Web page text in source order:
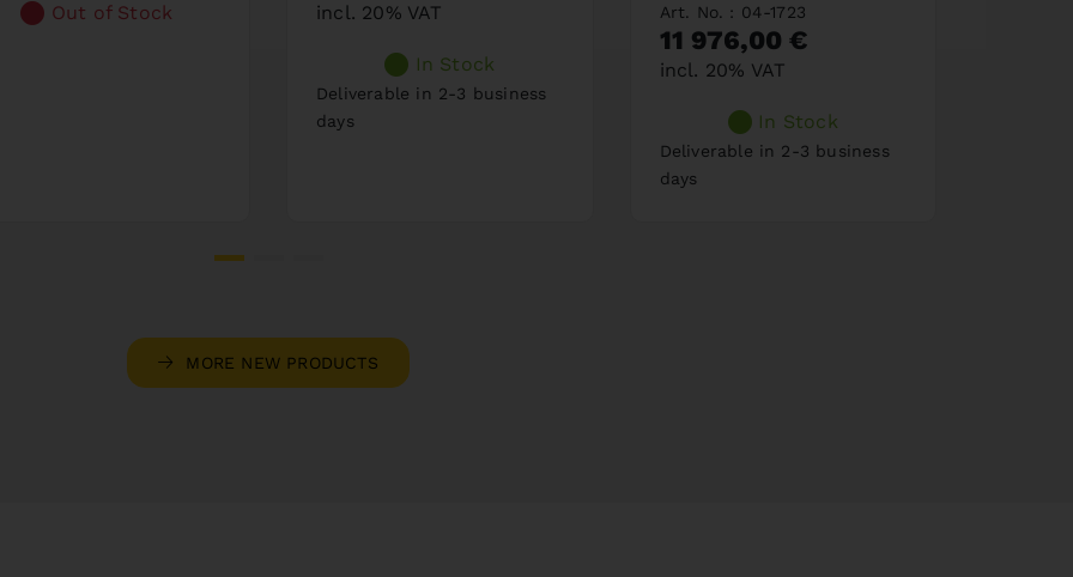
Out of Stock incl. 20% VAT
In Stock
Deliverable in 2-3 business
days
Art. No. : 04-1723
11 976,00 €
incl. 20% VAT
In Stock
Deliverable in 2-3 business
days
MORE NEW PRODUCTS